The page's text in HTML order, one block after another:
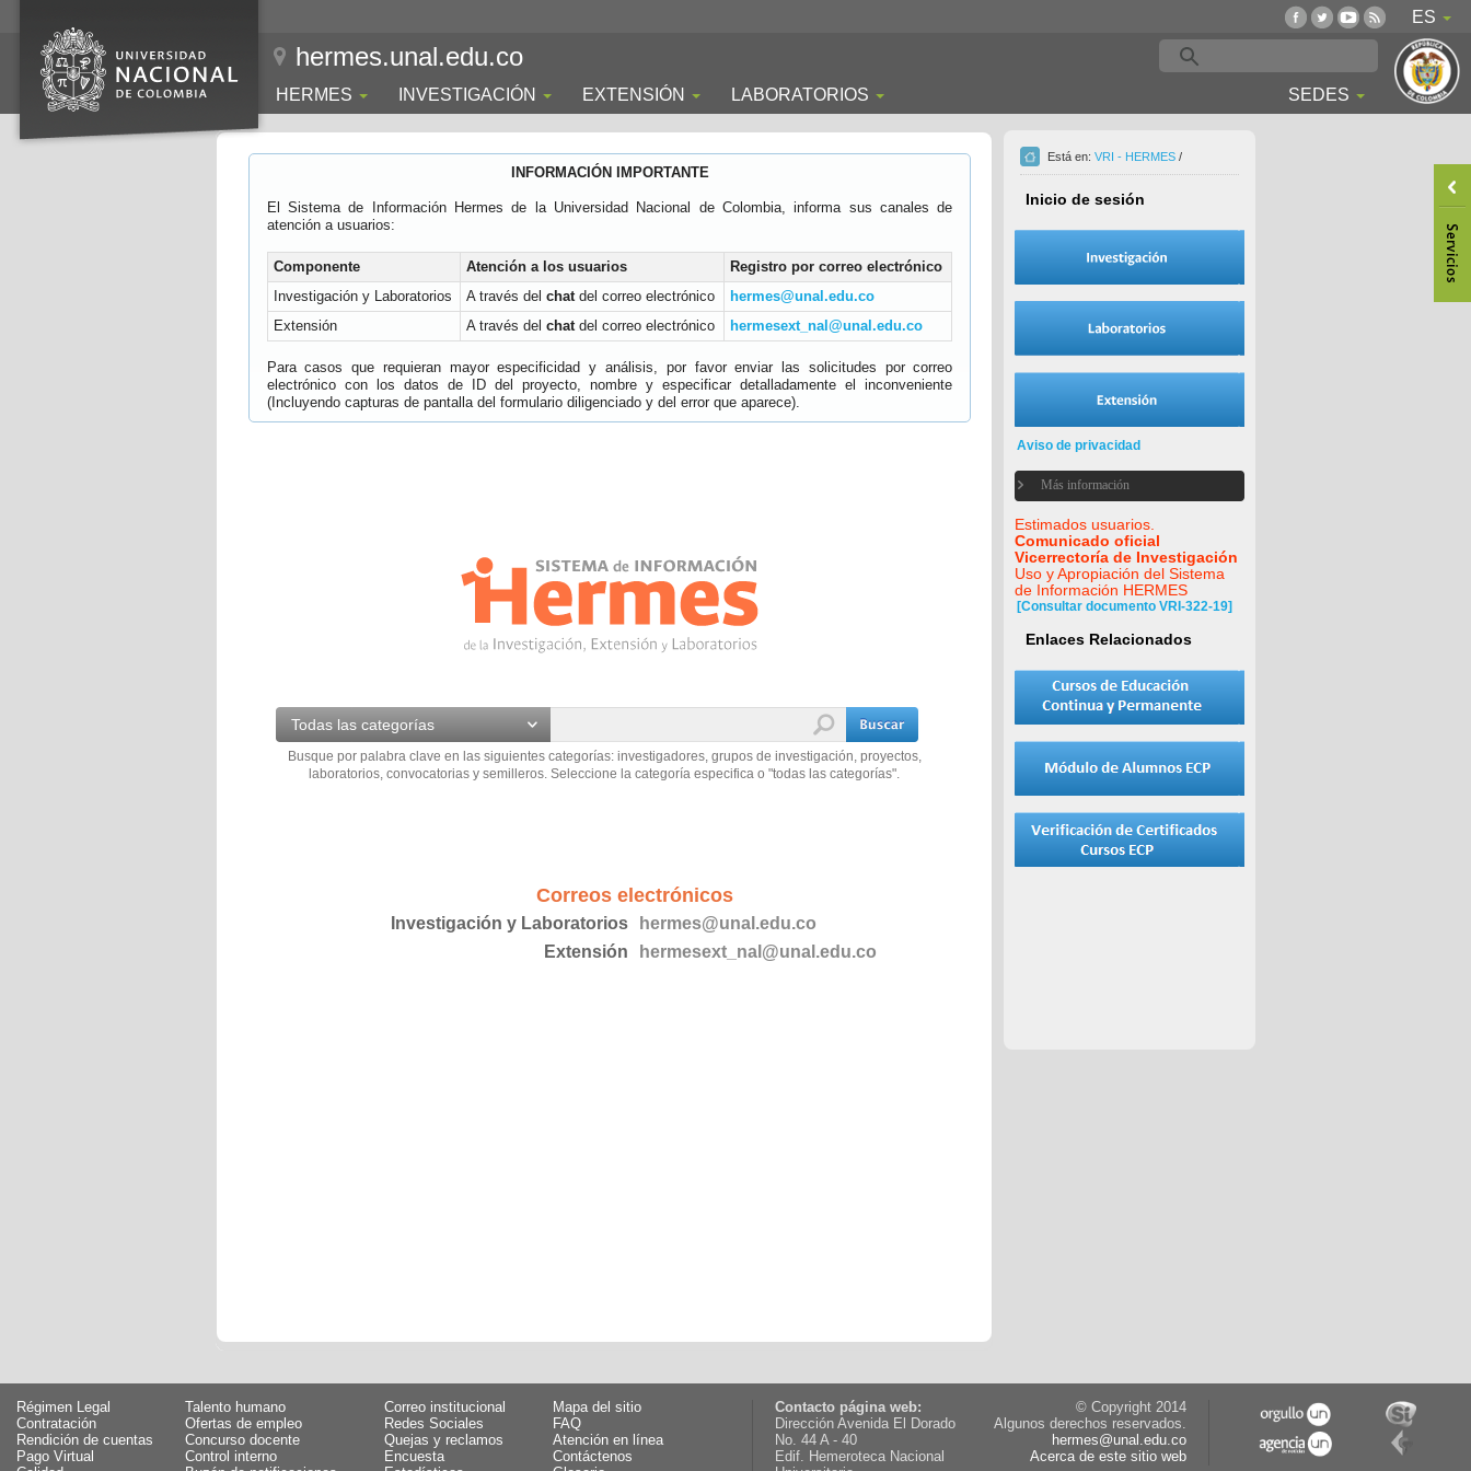
ES
hermes.unal.edu.co
HERMES INVESTIGACIÓN EXTENSIÓN LABORATORIOS SEDES
INFORMACIÓN IMPORTANTE
El Sistema de Información Hermes de la Universidad Nacional de Colombia, informa sus canales de
atención a usuarios:
Componente Atención a los usuarios
Registro por correo electrónico
Investigación y Laboratorios
A través del chatdel correo electrónico
hermes@unal.edu.co
Extensión
A través del chatdel correo electrónico hermesext_nal@unal.edu.co
Para casos que requieran mayor especificidad y análisis, por favor enviar las solicitudes por correo
electrónico con los datos de ID del proyecto, nombre y especificar detalladamente el inconveniente
(Incluyendo capturas de pantalla del formulario diligenciado y del error que aparece).
Todas las categorías
Busque por palabra clave en las siguientes categorías: investigadores, grupos de investigación, proyectos,
laboratorios, convocatorias y semilleros. Seleccione la categoría especifica o "todas las categorías".
Correos electrónicos
Investigación y Laboratorios
hermes@unal.edu.co
Extensión
hermesext_nal@unal.edu.co
Está en: VRI - HERMES /
Inicio de sesión
Aviso de privacidad
Más información
Estimados usuarios.
Comunicado oficial
Vicerrectoría de Investigación
Uso y Apropiación del Sistema
de Información HERMES
[Consultar documento VRI-322-19]
Enlaces Relacionados
Régimen Legal
Talento humano
Contratación
Ofertas de empleo
Rendición de cuentas
Concurso docente
Pago Virtual
Control interno
Correo institucional
Mapa del sitio
Redes Sociales
FAQ
Quejas y reclamos
Atención en línea
Encuesta
Contáctenos
Contacto página web:
Dirección Avenida El Dorado
No. 44 A - 40
Edif. Hemeroteca Nacional
© Copyright 2014
Algunos derechos reservados.
hermes@unal.edu.co
Acerca de este sitio web